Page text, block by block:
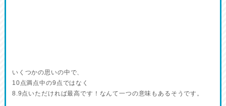
いくつかの思いの中で、
10点満点中の9点ではなく
8.9点いただければ最高です！なんて一つの意味もあるそうです。